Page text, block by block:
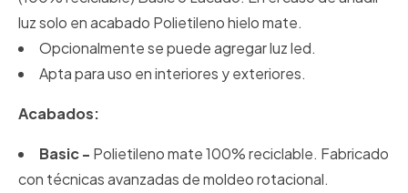
luz solo en acabado Polietileno hielo mate.
Opcionalmente se puede agregar luz led.
Apta para uso en interiores y exteriores.
Acabados:
Basic - Polietileno mate 100% reciclable. Fabricado
con técnicas avanzadas de moldeo rotacional.